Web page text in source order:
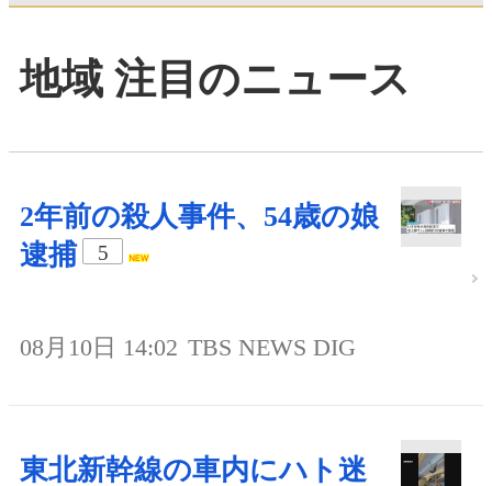
地域 注目のニュース
2年前の殺人事件、54歳の娘
逮捕
5
08月10日 14:02 TBS NEWS DIG
東北新幹線の車内にハト迷